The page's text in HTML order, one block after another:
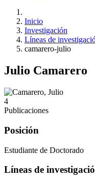
Inicio
Investigación
Líneas de
camarero-julio
Julio Camarero
4
Publicaciones
Posición
Estudiante de Doctorado
Líneas de